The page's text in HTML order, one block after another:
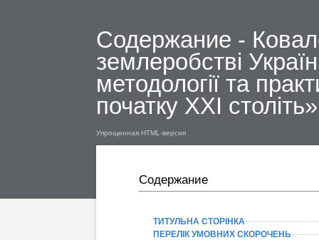
Содержание -
землеробстві
методології та
початку ХХІ століть»
Упрощенная HTML-версия
Содержание
ТИТУЛЬНА СТОРІНКА
ПЕРЕЛІК УМОВНИХ СКОРОЧЕНЬ